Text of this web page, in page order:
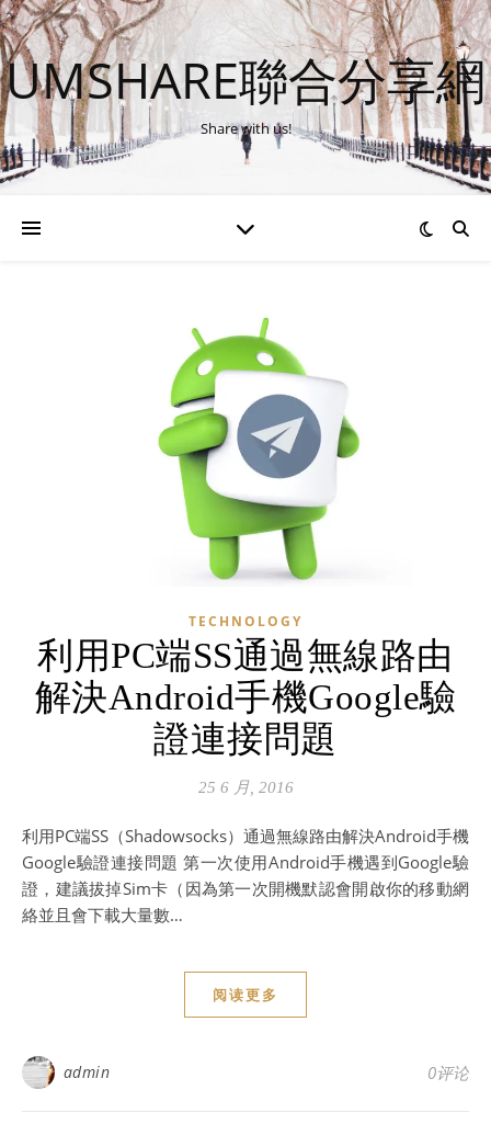
UMSHARE聯合分享網
Share with us!
TECHNOLOGY
利用PC端SS通過無線路由
解決Android手機Google驗
證連接問題
25 6 月, 2016
利用PC端SS（Shadowsocks）通過無線路由解決Android手機
Google驗證連接問題 第一次使用Android手機遇到Google驗
證，建議拔掉Sim卡（因為第一次開機默認會開啟你的移動網
絡並且會下載大量數…
阅读更多
admin 0评论